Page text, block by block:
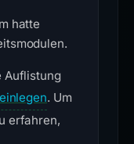
hatte
Auflistung
. Um
erfahren,